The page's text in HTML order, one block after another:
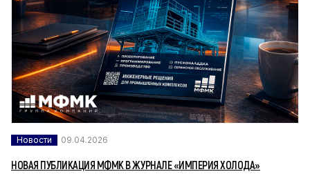
Новости 09.04.2026
НОВАЯ ПУБЛИКАЦИЯ МФМК В ЖУРНАЛЕ «ИМПЕРИЯ ХОЛОДА»